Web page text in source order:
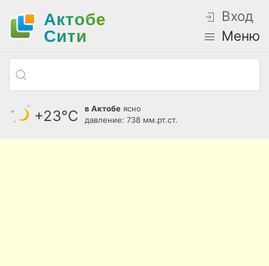
Актобе
Cити
Вход
Меню
+23°С в Актобе ясно
давление: 738 мм.рт.ст.